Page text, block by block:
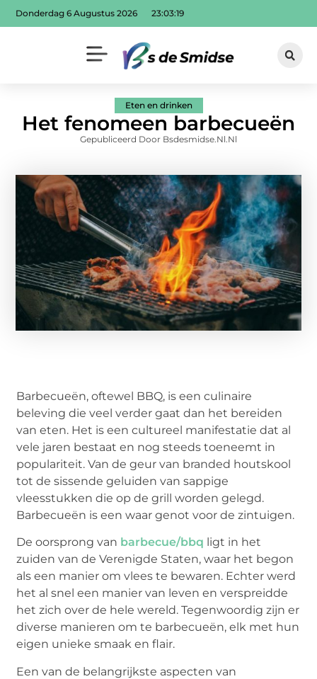
Donderdag 6 Augustus 2026 23:03:21
Eten en drinken
Het fenomeen barbecueën
Gepubliceerd Door Bsdesmidse.nl.nl
Barbecueën, oftewel BBQ, is een culinaire
beleving die veel verder gaat dan het bereiden
van eten. Het is een cultureel manifestatie dat al
vele jaren bestaat en nog steeds toeneemt in
populariteit. Van de geur van branded houtskool
tot de sissende geluiden van sappige
vleesstukken die op de grill worden gelegd.
Barbecueën is een waar genot voor de zintuigen.
De oorsprong van barbecue/bbq ligt in het
zuiden van de Verenigde Staten, waar het begon
als een manier om vlees te bewaren. Echter werd
het al snel een manier van leven en verspreidde
het zich over de hele wereld. Tegenwoordig zijn er
diverse manieren om te barbecueën, elk met hun
eigen unieke smaak en flair.
Een van de belangrijkste aspecten van